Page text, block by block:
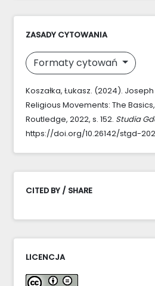
ZASADY CYTOWANIA
Formaty cytowań
Koszałka, Łukasz. (2024).
Religious Movements: The
Routledge, 2022, s. 152. Studia
https://doi.org/10.26142/stgd-
CITED BY / SHARE
LICENCJA